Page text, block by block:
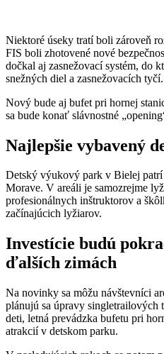
Niektoré úseky tratí boli zároveň
FIS boli zhotovené nové
dočkal aj zasnežovací systém, do
snežných diel a zasnežovacích tyčí.
Nový bude aj bufet pri hornej
sa bude konať slávnostné
Najlepšie vybavený
Detský výukový park v Bielej patrí
Morave. V areáli je samozrejme
profesionálnych inštruktorov a
začínajúcich lyžiarov.
Investície budú
ďalších zimách
Na novinky sa môžu návštevníci
plánujú sa úpravy singletrailových
deti, letná prevádzka bufetu pri
atrakcií v detskom parku.